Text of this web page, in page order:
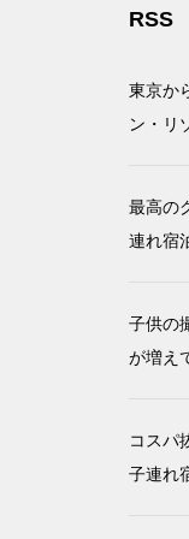
RSS
東京か
ン・リ
最高の
連れ宿
子供の
が増え
コスパ
子連れ